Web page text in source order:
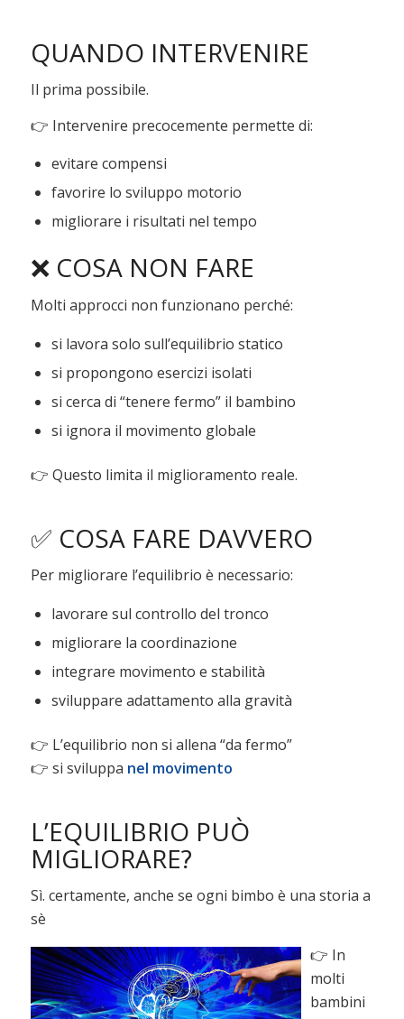
QUANDO INTERVENIRE
Il prima possibile.
👉 Intervenire precocemente permette di:
evitare compensi
favorire lo sviluppo motorio
migliorare i risultati nel tempo
❌ COSA NON FARE
Molti approcci non funzionano perché:
si lavora solo sull’equilibrio statico
si propongono esercizi isolati
si cerca di “tenere fermo” il bambino
si ignora il movimento globale
👉 Questo limita il miglioramento reale.
✅ COSA FARE DAVVERO
Per migliorare l’equilibrio è necessario:
lavorare sul controllo del tronco
migliorare la coordinazione
integrare movimento e stabilità
sviluppare adattamento alla gravità
👉 L’equilibrio non si allena “da fermo”
👉 si sviluppa nel movimento
L’EQUILIBRIO PUÒ
MIGLIORARE?
Sì. certamente, anche se ogni bimbo è una storia a
sè
👉 In
molti
bambini